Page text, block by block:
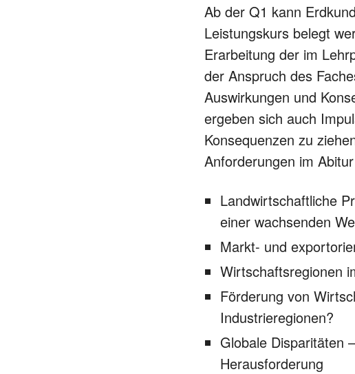
Ab der Q1 kann
Leistungskurs belegt
Erarbeitung der im
der Anspruch des
Auswirkungen und
ergeben sich auch
Konsequenzen zu
Anforderungen im
Landwirtschaftliche
einer wachsenden
Markt- und
Wirtschaftsregionen
Förderung von
Industrieregionen?
Globale Disparitäten
Herausforderung